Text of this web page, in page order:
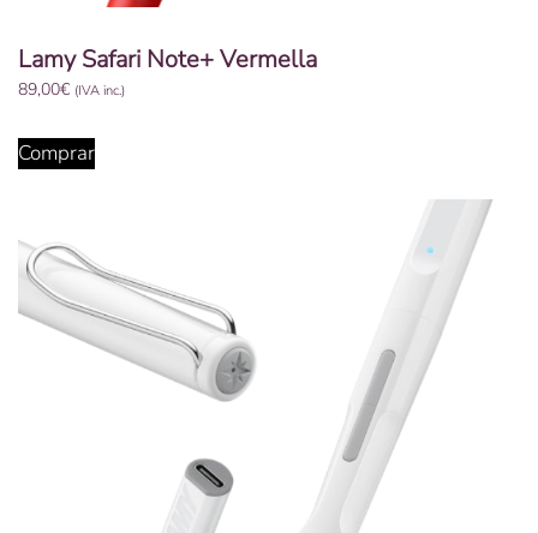
Lamy Safari Note+ Vermella
89,00€ (IVA inc.)
Comprar